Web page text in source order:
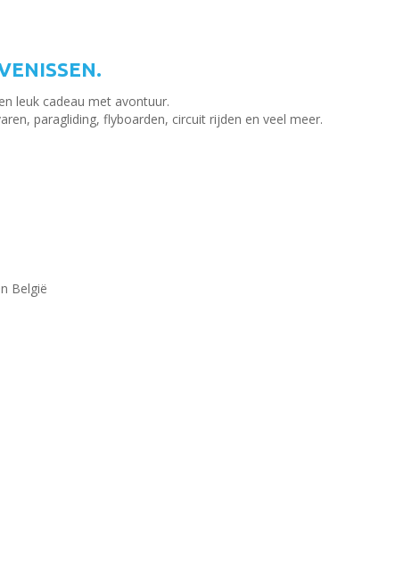
leuk cadeau met avontuur.
paragliding, flyboarden, circuit rijden en veel meer.
België